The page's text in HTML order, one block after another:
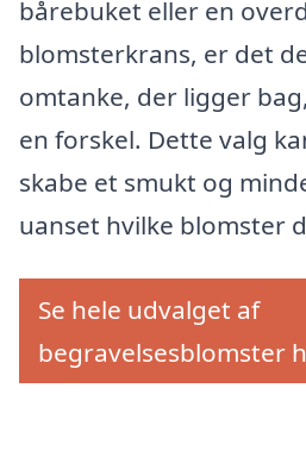
bårebuket eller en
blomsterkrans, er det
omtanke, der ligger
en forskel. Dette valg
skabe et smukt og
uanset hvilke blomster
Se hele udvalget af
begravelsesblomster